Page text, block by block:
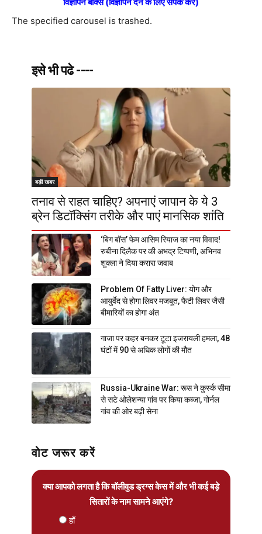
विज्ञापन बॉक्स (विज्ञापन देने के लिए संपर्क करें)
The specified carousel is trashed.
इसे भी पढे ----
बड़ी खबर
तनाव से राहत चाहिए? अपनाएं जापान के ये 3
ब्रेन डिटॉक्सिंग तरीके और पाएं मानसिक शांति
‘बिग बॉस’ फेम आसिम रियाज का नया विवाद!
रुबीना दिलैक पर की अभद्र टिप्पणी, अभिनव
शुक्ला ने दिया करारा जवाब
Problem Of Fatty Liver: योग और
आयुर्वेद से होगा लिवर मजबूत, फैटी लिवर जैसी
बीमारियों का होगा अंत
गाजा पर कहर बनकर टूटा इजरायली हमला, 48
घंटों में 90 से अधिक लोगों की मौत
Russia-Ukraine War: रूस ने कुर्स्क सीमा
से सटे ओलेशन्या गांव पर किया कब्जा, गोर्नल
गांव की ओर बढ़ी सेना
वोट जरूर करें
क्या आपको लगता है कि बॉलीवुड ड्रग्स केस में और भी कई बड़े
सितारों के नाम सामने आएंगे?
हाँ